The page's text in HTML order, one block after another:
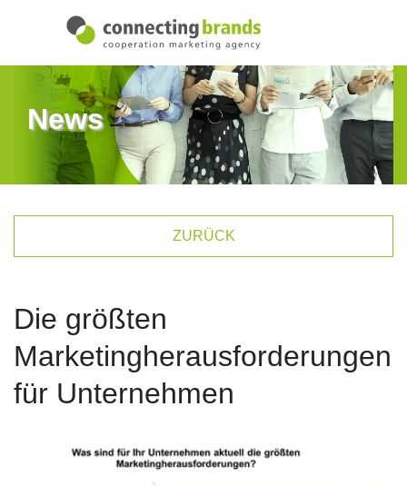
News
ZURÜCK
Die größten
Marketingherausforderungen
für Unternehmen